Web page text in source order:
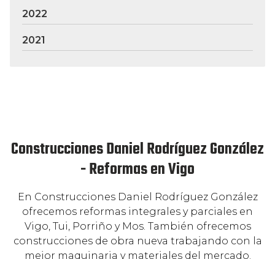
2022
2021
Construcciones Daniel Rodríguez González
- Reformas en Vigo
En Construcciones Daniel Rodríguez González
ofrecemos reformas integrales y parciales en
Vigo, Tui, Porriño y Mos. También ofrecemos
construcciones de obra nueva trabajando con la
mejor maquinaria y materiales del mercado.